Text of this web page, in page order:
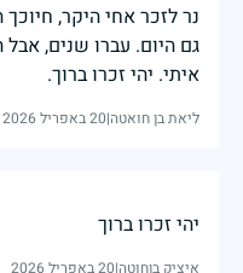
נר לזכר אחי היקר,
גם היום. עברו שנים, אבל
איתי. יהי זכרו ברוך.
ליאת בן חואטה|20 באפריל 2026
יהי זכרו ברוך
איציק בןחוטה|20 באפריל 2026